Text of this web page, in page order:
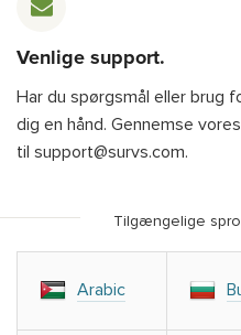
Venlige support.
Har du spørgsmål eller brug
dig en hånd. Gennemse
til support@survs.com.
Tilgængelige
Arabic